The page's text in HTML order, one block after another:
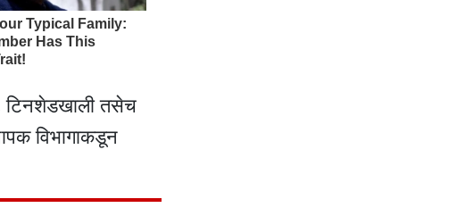
टिनशेडखाली तसेच
विभागाकडून